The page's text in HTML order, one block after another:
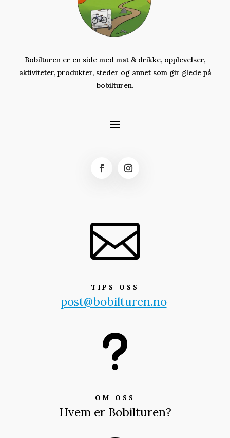
Bobilturen er en side med mat & drikke, opplevelser,
aktiviteter, produkter, steder og annet som gir glede på
bobilturen.

TIPS OSS
post@bobilturen.no
u
OM OSS
Hvem er Bobilturen?